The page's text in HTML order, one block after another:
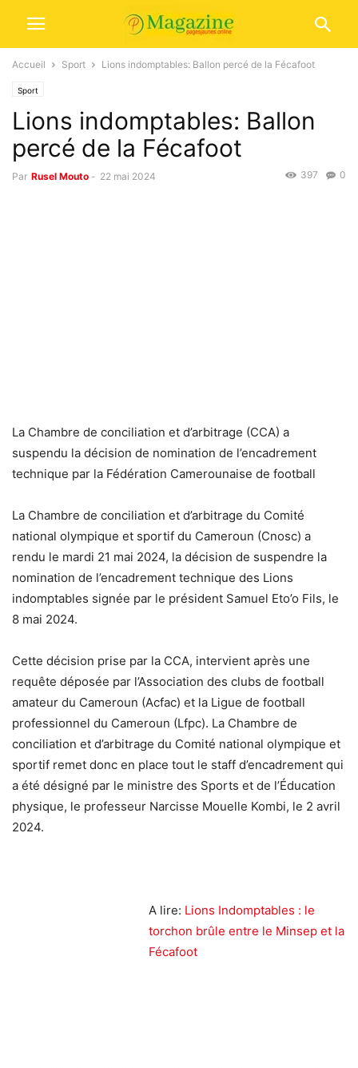
Accueil Sport Lions indomptables: Ballon percé de la Fécafoot
Sport
Lions indomptables: Ballon
percé de la Fécafoot
Par Rusel Mouto - 22 mai 2024 0
397
La Chambre de conciliation et d’arbitrage (CCA) a
suspendu la décision de nomination de l’encadrement
technique par la Fédération Camerounaise de football
La Chambre de conciliation et d’arbitrage du Comité
national olympique et sportif du Cameroun (Cnosc) a
rendu le mardi 21 mai 2024, la décision de suspendre la
nomination de l’encadrement technique des Lions
indomptables signée par le président Samuel Eto’o Fils, le
8 mai 2024.
Cette décision prise par la CCA, intervient après une
requête déposée par l’Association des clubs de football
amateur du Cameroun (Acfac) et la Ligue de football
professionnel du Cameroun (Lfpc). La Chambre de
conciliation et d’arbitrage du Comité national olympique et
sportif remet donc en place tout le staff d’encadrement qui
a été désigné par le ministre des Sports et de l’Éducation
physique, le professeur Narcisse Mouelle Kombi, le 2 avril
2024.
A lire: Lions Indomptables : le
torchon brûle entre le Minsep et la
Fécafoot